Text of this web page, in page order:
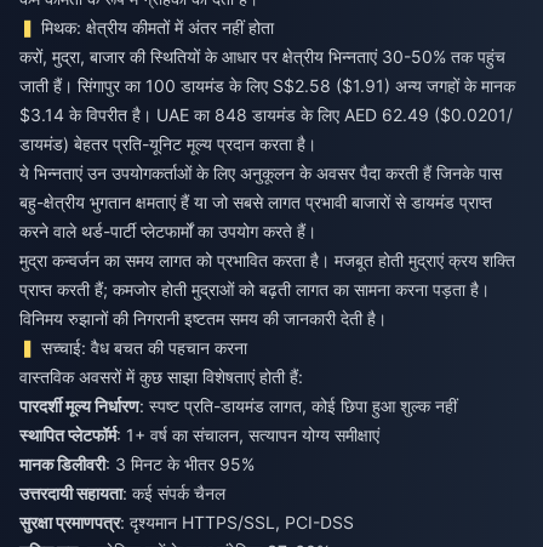
मिथक: क्षेत्रीय कीमतों में अंतर नहीं होता
करों, मुद्रा, बाजार की स्थितियों के आधार पर क्षेत्रीय भिन्नताएं 30-50% तक पहुंच
जाती हैं। सिंगापुर का 100 डायमंड के लिए S$2.58 ($1.91) अन्य जगहों के मानक
$3.14 के विपरीत है। UAE का 848 डायमंड के लिए AED 62.49 ($0.0201/
डायमंड) बेहतर प्रति-यूनिट मूल्य प्रदान करता है।
ये भिन्नताएं उन उपयोगकर्ताओं के लिए अनुकूलन के अवसर पैदा करती हैं जिनके पास
बहु-क्षेत्रीय भुगतान क्षमताएं हैं या जो सबसे लागत प्रभावी बाजारों से डायमंड प्राप्त
करने वाले थर्ड-पार्टी प्लेटफार्मों का उपयोग करते हैं।
मुद्रा कन्वर्जन का समय लागत को प्रभावित करता है। मजबूत होती मुद्राएं क्रय शक्ति
प्राप्त करती हैं; कमजोर होती मुद्राओं को बढ़ती लागत का सामना करना पड़ता है।
विनिमय रुझानों की निगरानी इष्टतम समय की जानकारी देती है।
सच्चाई: वैध बचत की पहचान करना
वास्तविक अवसरों में कुछ साझा विशेषताएं होती हैं:
पारदर्शी मूल्य निर्धारण: स्पष्ट प्रति-डायमंड लागत, कोई छिपा हुआ शुल्क नहीं
स्थापित प्लेटफॉर्म: 1+ वर्ष का संचालन, सत्यापन योग्य समीक्षाएं
मानक डिलीवरी: 3 मिनट के भीतर 95%
उत्तरदायी सहायता: कई संपर्क चैनल
सुरक्षा प्रमाणपत्र: दृश्यमान HTTPS/SSL, PCI-DSS